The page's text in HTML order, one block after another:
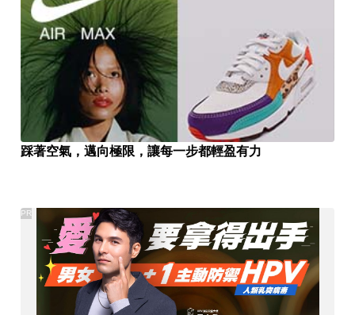
踩著空氣，邁向極限，讓每一步都輕盈有力
PR